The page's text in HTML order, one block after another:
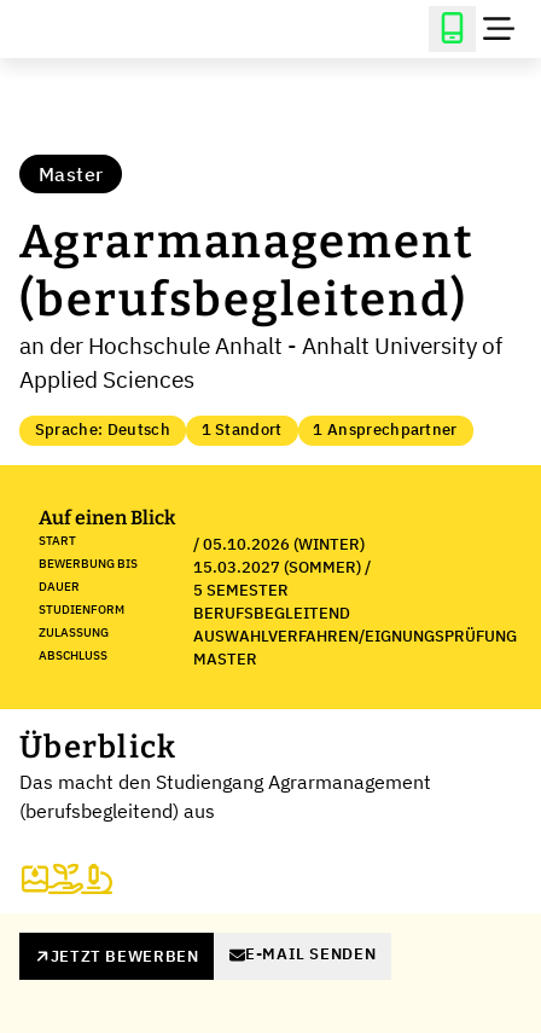
Master
Agrarmanagement
(berufsbegleitend)
an der Hochschule Anhalt - Anhalt University of
Applied Sciences
Sprache: Deutsch 1 Standort 1 Ansprechpartner
Auf einen Blick
START / 05.10.2026 (WINTER)
BEWERBUNG BIS 15.03.2027 (SOMMER) /
DAUER 5 SEMESTER
STUDIENFORM BERUFSBEGLEITEND
ZULASSUNG AUSWAHLVERFAHREN/EIGNUNGSPRÜFUNG
ABSCHLUSS MASTER
Überblick
Das macht den Studiengang Agrarmanagement
(berufsbegleitend) aus
JETZT BEWERBEN E-MAIL SENDEN